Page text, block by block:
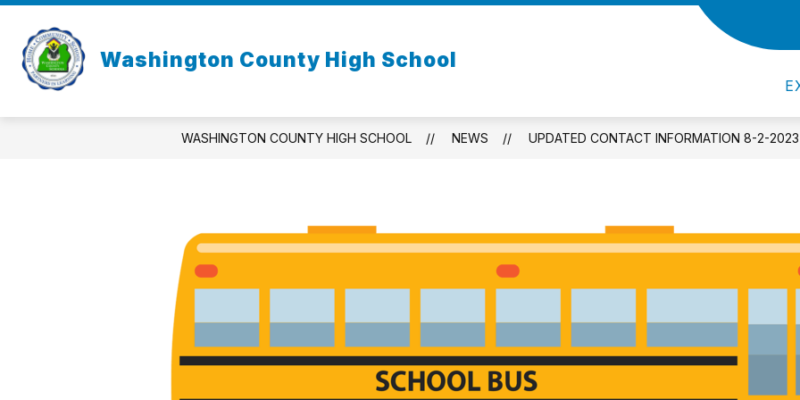
Skip
content
Washington County High School
ABOUT US
submenu
Us
ACADEMICS
submenu
for
QUICK LINKS
for
WASHINGTON COUNTY HIGH SCHOOL NEWS UPDATED CONTACT INFORMATION 8-2-2023